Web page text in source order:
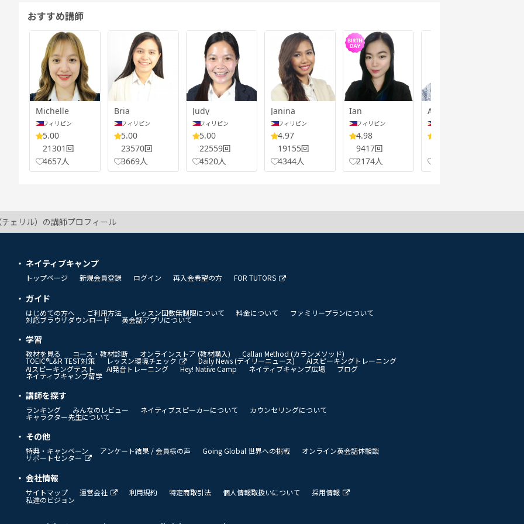
おすすめ講師
Michelle
フィリピン
5.00
21301回
4657人
Bria
フィリピン
5.00
23570回
3669人
Judy
フィリピン
5.00
22559回
4520人
Janina
フィリピン
4.97
19155回
4344人
Ian
フィリピン
4.98
9417回
2174人
Ayu
ェリル）の講師プロフィール
ネイティブキャンプ
トップページ 新規会員登録 ログイン 再入会希望の方 FOR TUTORS
ガイド
はじめての方へ ご利用方法 レッスン回数無制限について 料金について ファミリープランについて
対応ブラウザダウンロード 英会話アプリについて
学習
教材を見る コース・教材診断 オンラインストア (教材購入) Callan Method (カランメソッド)
TOEIC®L&R TEST対策 レッスン環境チェック Daily News (デイリーニュース)
AIスピーキングトレーニング
AIスピーキングテスト
AI発音トレーニング Hey! Native Camp ネイティブキャンプ広場 ブログ
ネイティブキャンプ留学
講師を探す
ランキング みんなのレビュー ネイティブスピーカーについて カウンセリングについて
キャラクター先生について
その他
特典・キャンペーン アンケート結果 / 会員様の声 Going Global 世界への挑戦 オンライン英会話体験談
サポートセンター
会社情報
サイトマップ 運営会社 利用規約 特定商取引法 個人情報取扱いについて 採用情報
私達のビジョン